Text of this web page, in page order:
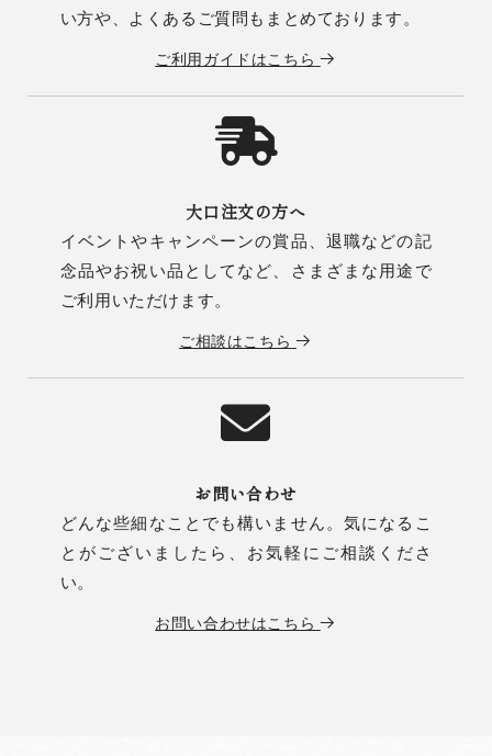
い方や、よくあるご質問もまとめております。
ご利用ガイドはこちら
大口注文の方へ
イベントやキャンペーンの賞品、退職などの記
念品やお祝い品としてなど、さまざまな用途で
ご利用いただけます。
ご相談はこちら
お問い合わせ
どんな些細なことでも構いません。気になるこ
とがございましたら、お気軽にご相談くださ
い。
お問い合わせはこちら